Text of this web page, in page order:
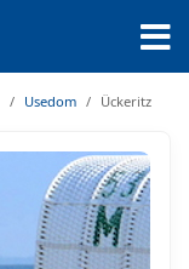
Usedom Ückeritz